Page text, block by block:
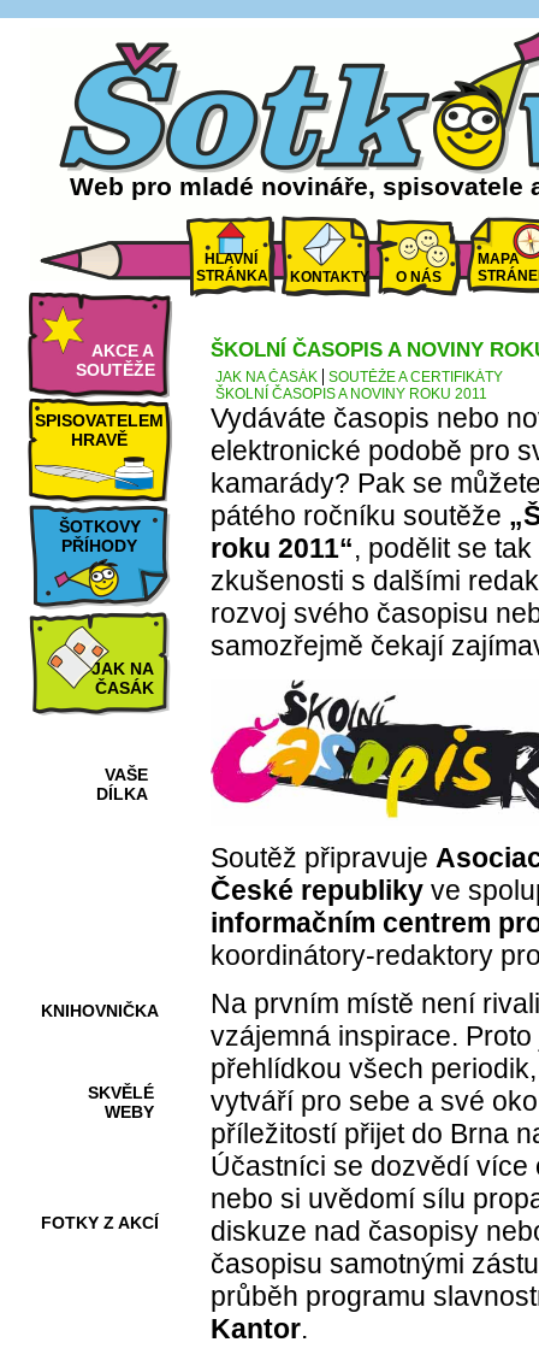
Web pro mladé novináře, spisovatele
HLAVNÍ
STRÁNKA
KONTAKTY O NÁS
MAPA
AKCE A
SOUTĚŽE
SPISOVATELEM
HRAVĚ
ŠOTKOVY
PŘÍHODY
JAK NA
ČASÁK
VAŠE
DÍLKA
KNIHOVNIČKA
SKVĚLÉ
WEBY
FOTKY Z AKCÍ
ŠKOLNÍ ČASOPIS A NOVINY
JAK NA ČASÁK
SOUTĚŽE A CERTIFIKÁTY
ŠKOLNÍ ČASOPIS A NOVINY ROKU 2011
Vydáváte časopis nebo
elektronické podobě pro
kamarády? Pak se
pátého ročníku soutěže
roku 2011“, podělit se
zkušenosti s dalšími
rozvoj svého časopisu
samozřejmě čekají
Soutěž připravuje
České republiky ve
informačním centrem
koordinátory-redaktory
Na prvním místě není
vzájemná inspirace.
přehlídkou všech
vytváří pro sebe a své
příležitostí přijet do Brna
Účastníci se dozvědí
nebo si uvědomí sílu
diskuze nad časopisy
časopisu samotnými
průběh programu
Kantor.